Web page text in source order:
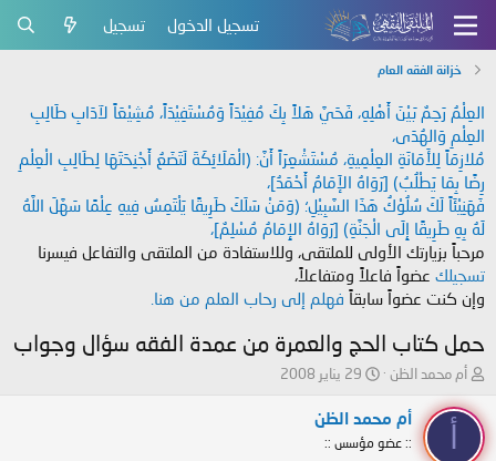
تسجيل الدخول تسجيل
خزانة الفقه العام
العِلْمُ رَحِمٌ بَيْنَ أَهْلِهِ، فَحَيَّ هَلاً بِكَ مُفِيْدَاً وَمُسْتَفِيْدَاً، مُشِيْعَاً لآدَابِ طَالِبِ
العِلْمِ وَالهُدَى،
مُلازِمَاً لِلأَمَانَةِ العِلْمِيةِ، مُسْتَشْعِرَاً أَنَّ: (الْمَلَائِكَةَ لَتَضَعُ أَجْنِحَتَهَا لِطَالِبِ الْعِلْمِ
رِضًا بِمَا يَطْلُبُ) [رَوَاهُ الإَمَامُ أَحْمَدُ]،
فَهَنِيْئَاً لَكَ سُلُوْكُ هَذَا السَّبِيْلِ؛ (وَمَنْ سَلَكَ طَرِيقًا يَلْتَمِسُ فِيهِ عِلْمًا سَهَّلَ اللَّهُ
لَهُ بِهِ طَرِيقًا إِلَى الْجَنَّةِ) [رَوَاهُ الإِمَامُ مُسْلِمٌ]،
مرحباً بزيارتك الأولى للملتقى، وللاستفادة من الملتقى والتفاعل فيسرنا
تسجيلك عضواً فاعلاً ومتفاعلاً،
وإن كنت عضواً سابقاً فهلم إلى رحاب العلم من هنا.
حمل كتاب الحج والعمرة من عمدة الفقه سؤال وجواب
ب
د
أم محمد الظن
ت
خ
29 يناير 2008
أم محمد الظن
:: عضو مؤسس ::